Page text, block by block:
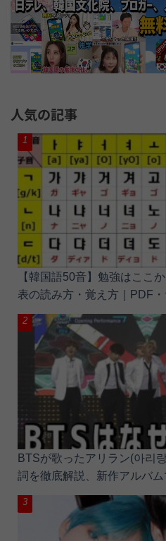
人気の記事
【韓国語50音】勉強はここ
表の読み方・覚え方｜PDF・
BTSが歌ったアリラン(아리
詞を徹底解説、新作アルバ